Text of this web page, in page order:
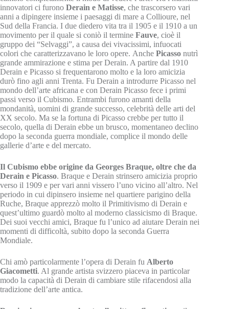
innovatori ci furono Derain e Matisse, che trascorsero vari
anni a dipingere insieme i paesaggi di mare a Collioure, nel
Sud della Francia. I due diedero vita tra il 1905 e il 1910 a un
movimento per il quale si coniò il termine Fauve, cioè il
gruppo dei “Selvaggi”, a causa dei vivacissimi, infuocati
colori che caratterizzavano le loro opere. Anche Picasso nutrì
grande ammirazione e stima per Derain. A partire dal 1910
Derain e Picasso si frequentarono molto e la loro amicizia
durò fino agli anni Trenta. Fu Derain a introdurre Picasso nel
mondo dell’arte africana e con Derain Picasso fece i primi
passi verso il Cubismo. Entrambi furono amanti della
mondanità, uomini di grande successo, celebrità delle arti del
XX secolo. Ma se la fortuna di Picasso crebbe per tutto il
secolo, quella di Derain ebbe un brusco, momentaneo declino
dopo la seconda guerra mondiale, complice il mondo delle
gallerie d’arte e del mercato.
Il Cubismo ebbe origine da Georges Braque, oltre che da
Derain e Picasso. Braque e Derain strinsero amicizia proprio
verso il 1909 e per vari anni vissero l’uno vicino all’altro. Nel
periodo in cui dipinsero insieme nel quartiere parigino della
Ruche, Braque apprezzò molto il Primitivismo di Derain e
quest’ultimo guardò molto al moderno classicismo di Braque.
Dei suoi vecchi amici, Braque fu l’unico ad aiutare Derain nei
momenti di difficoltà, subito dopo la seconda Guerra
Mondiale.
Chi amò particolarmente l’opera di Derain fu Alberto
Giacometti. Al grande artista svizzero piaceva in particolar
modo la capacità di Derain di cambiare stile rifacendosi alla
tradizione dell’arte antica.